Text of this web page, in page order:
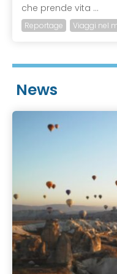
che prende vita ...
Reportage Viaggi nel
News